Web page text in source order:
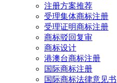
注册方案推荐
受理集体商标注册
受理证明商标注册
商标驳回复审
商标设计
港澳台商标注册
国际商标注册
国际商标法律意见书